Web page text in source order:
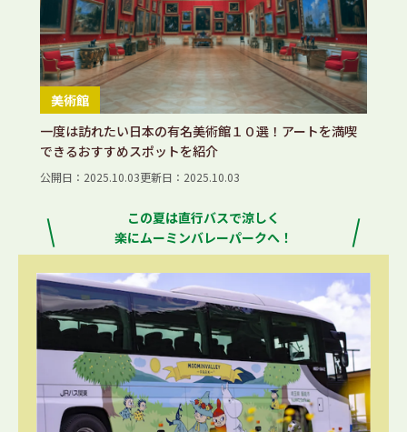
美術館
一度は訪れたい日本の有名美術館１０選！アートを満喫
できるおすすめスポットを紹介
公開日：2025.10.03更新日：2025.10.03
この夏は直行バスで涼しく
楽にムーミンバレーパークへ！